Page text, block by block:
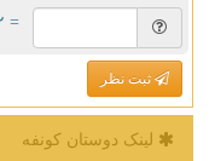
= ۲ بعلاوه ۴
ثبت نظر
لینک دوستان كونفه